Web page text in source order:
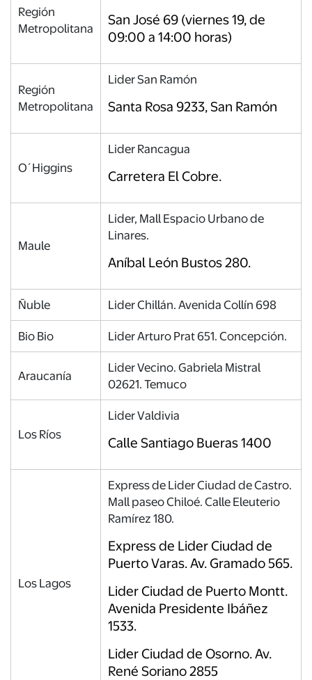
Región
Metropolitana
San José 69 (viernes 19, de
09:00 a 14:00 horas)
Región
Metropolitana
Lider San Ramón
Santa Rosa 9233, San Ramón
O´Higgins
Lider Rancagua
Carretera El Cobre.
Maule
Lider, Mall Espacio Urbano de
Linares.
Aníbal León Bustos 280.
Ñuble Lider Chillán. Avenida Collín 698
Bio Bio Lider Arturo Prat 651. Concepción.
Araucanía
Lider Vecino. Gabriela Mistral
02621. Temuco
Los Ríos
Lider Valdivia
Calle Santiago Bueras 1400
Los Lagos
Express de Lider Ciudad de Castro.
Mall paseo Chiloé. Calle Eleuterio
Ramírez 180.
Express de Lider Ciudad de
Puerto Varas. Av. Gramado 565.
Lider Ciudad de Puerto Montt.
Avenida Presidente Ibáñez
1533.
Lider Ciudad de Osorno. Av.
René Soriano 2855